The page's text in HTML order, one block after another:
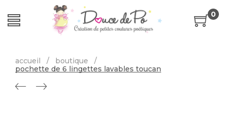
0
accueil / boutique
/
pochette de 6 lingettes lavables toucan